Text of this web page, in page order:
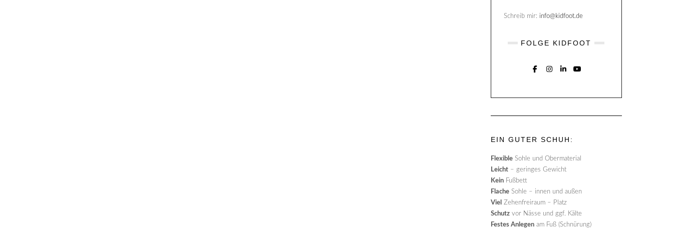
Schreib mir: info@kidfoot.de
FOLGE KIDFOOT
EIN GUTER SCHUH:
FlexibleSohle und Obermaterial
Leicht– geringes Gewicht
KeinFußbett
FlacheSohle – innen und außen
Viel Zehenfreiraum – Platz
Schutzvor Nässe und ggf. Kälte
Festes Anlegenam Fuß (Schnürung)